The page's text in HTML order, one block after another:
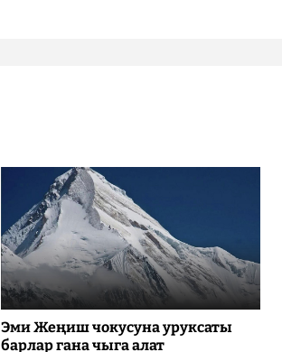
Эми Жеңиш чокусуна уруксаты
барлар гана чыга алат